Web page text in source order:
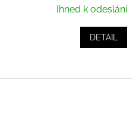
Ihned k odeslání
DETAIL